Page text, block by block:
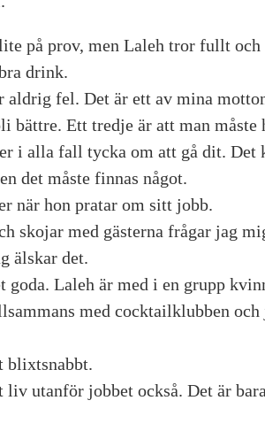
på prov, men Laleh tror fullt
drink.
aldrig fel. Det är ett av mina
bättre. Ett tredje är att man
i alla fall tycka om att gå dit. Det
det måste finnas något.
när hon pratar om sitt jobb.
skojar med gästerna frågar jag
älskar det.
goda. Laleh är med i en grupp
med cocktailklubben
blixtsnabbt.
utanför jobbet också. Det är